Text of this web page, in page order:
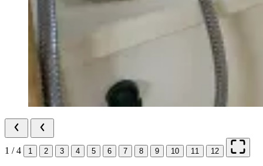
1 / 4 1 2 3 4 5 6 7 8 9 10 11 12